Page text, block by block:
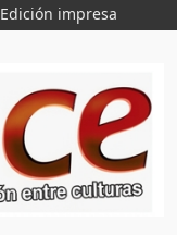
Edición impresa